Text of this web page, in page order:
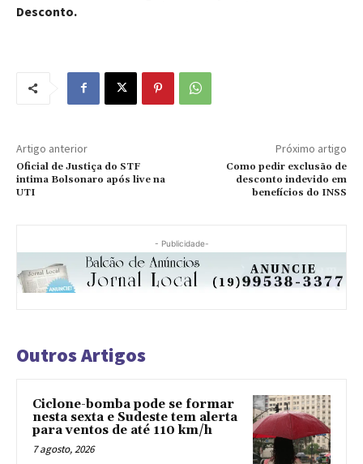
Desconto.
Artigo anterior
Oficial de Justiça do STF
intima Bolsonaro após live na
UTI
Próximo artigo
Como pedir exclusão de
desconto indevido em
benefícios do INSS
- Publicidade-
Outros Artigos
Ciclone-bomba pode se formar
nesta sexta e Sudeste tem alerta
para ventos de até 110 km/h
7 agosto, 2026